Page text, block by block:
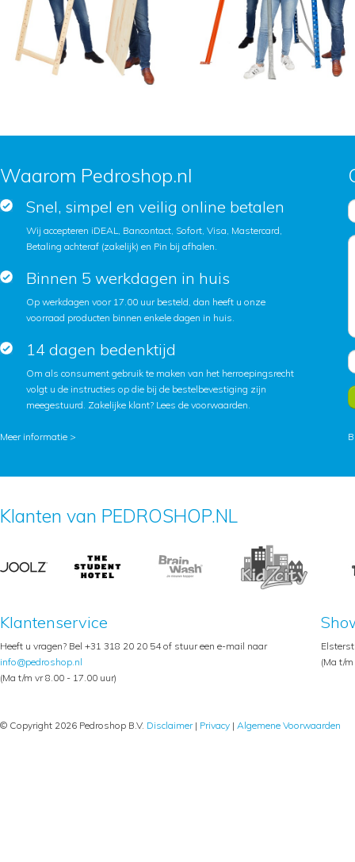
Waarom Pedroshop.nl
Snel, simpel en veilig online betalen
Wij accepteren iDEAL, Bancontact, Sofort, Visa, Mastercard,
Betaling achteraf (zakelijk) en Pin bij afhalen.
Binnen 5 werkdagen in huis
Op werkdagen voor 17.00 uur besteld, dan heeft u onze
voorraad producten binnen enkele dagen in huis.
14 dagen bedenktijd
Om als consument gebruik te maken van het herroepingsrecht
volgt u de instructies op die bij de bestelbevestiging zijn
meegestuurd. Zakelijke klant? Lees de voorwaarden.
Meer informatie >
Klanten van PEDROSHOP.NL
Klantenservice
Heeft u vragen? Bel +31 318 20 20 54 of stuur een e-mail naar
info@pedroshop.nl
(Ma t/m vr 8.00 - 17.00 uur)
(Ma t/
© Copyright 2026 Pedroshop B.V. Disclaimer| Privacy | Algemene Voorwaarden